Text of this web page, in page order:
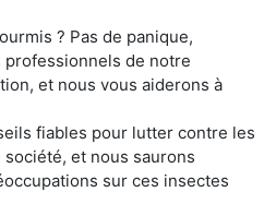
? Pas de panique,
de notre
et nous vous aiderons à
fiables pour lutter contre les
et nous saurons
sur ces insectes